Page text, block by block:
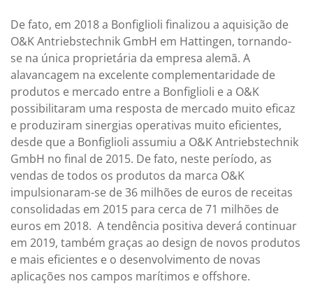
De fato, em 2018 a Bonfiglioli finalizou a aquisição de
O&K Antriebstechnik GmbH em Hattingen, tornando-
se na única proprietária da empresa alemã. A
alavancagem na excelente complementaridade de
produtos e mercado entre a Bonfiglioli e a O&K
possibilitaram uma resposta de mercado muito eficaz
e produziram sinergias operativas muito eficientes,
desde que a Bonfiglioli assumiu a O&K Antriebstechnik
GmbH no final de 2015. De fato, neste período, as
vendas de todos os produtos da marca O&K
impulsionaram-se de 36 milhões de euros de receitas
consolidadas em 2015 para cerca de 71 milhões de
euros em 2018. A tendência positiva deverá continuar
em 2019, também graças ao design de novos produtos
e mais eficientes e o desenvolvimento de novas
aplicações nos campos marítimos e offshore.